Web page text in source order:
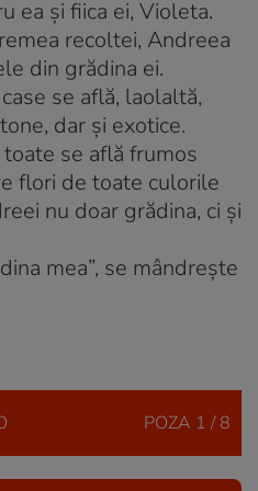
ea şi fiica ei, Violeta.
recoltei, Andreea
din grădina ei.
se află, laolaltă,
dar şi exotice.
toate se află frumos
flori de toate culorile
nu doar grădina, ci şi
mea”, se mândreşte
POZA 1 / 8